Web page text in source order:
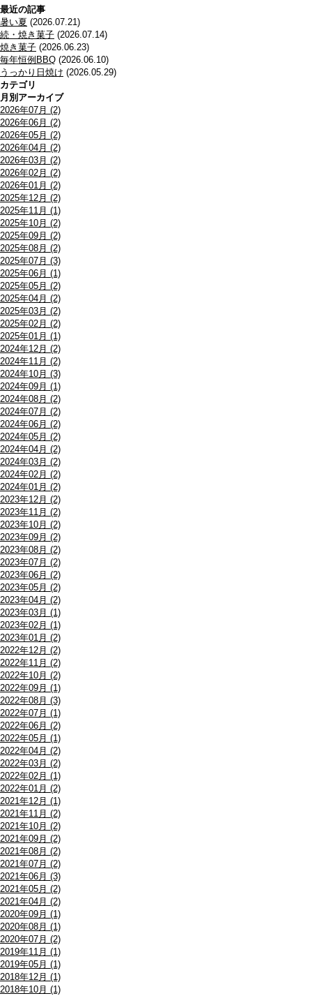
最近の記事
暑い夏 (2026.07.21)
続・焼き菓子 (2026.07.14)
焼き菓子 (2026.06.23)
毎年恒例BBQ (2026.06.10)
うっかり日焼け (2026.05.29)
カテゴリ
月別アーカイブ
2026年07月 (2)
2026年06月 (2)
2026年05月 (2)
2026年04月 (2)
2026年03月 (2)
2026年02月 (2)
2026年01月 (2)
2025年12月 (2)
2025年11月 (1)
2025年10月 (2)
2025年09月 (2)
2025年08月 (2)
2025年07月 (3)
2025年06月 (1)
2025年05月 (2)
2025年04月 (2)
2025年03月 (2)
2025年02月 (2)
2025年01月 (1)
2024年12月 (2)
2024年11月 (2)
2024年10月 (3)
2024年09月 (1)
2024年08月 (2)
2024年07月 (2)
2024年06月 (2)
2024年05月 (2)
2024年04月 (2)
2024年03月 (2)
2024年02月 (2)
2024年01月 (2)
2023年12月 (2)
2023年11月 (2)
2023年10月 (2)
2023年09月 (2)
2023年08月 (2)
2023年07月 (2)
2023年06月 (2)
2023年05月 (2)
2023年04月 (2)
2023年03月 (1)
2023年02月 (1)
2023年01月 (2)
2022年12月 (2)
2022年11月 (2)
2022年10月 (2)
2022年09月 (1)
2022年08月 (3)
2022年07月 (1)
2022年06月 (2)
2022年05月 (1)
2022年04月 (2)
2022年03月 (2)
2022年02月 (1)
2022年01月 (2)
2021年12月 (1)
2021年11月 (2)
2021年10月 (2)
2021年09月 (2)
2021年08月 (2)
2021年07月 (2)
2021年06月 (3)
2021年05月 (2)
2021年04月 (2)
2020年09月 (1)
2020年08月 (1)
2020年07月 (2)
2019年11月 (1)
2019年05月 (1)
2018年12月 (1)
2018年10月 (1)